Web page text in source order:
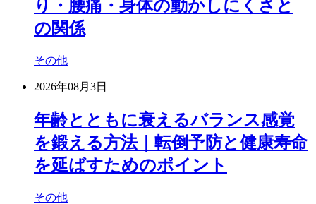
り・腰痛・身体の動かしにくさと
の関係
その他
2026年08月3日
年齢とともに衰えるバランス感覚
を鍛える方法｜転倒予防と健康寿命
を延ばすためのポイント
その他